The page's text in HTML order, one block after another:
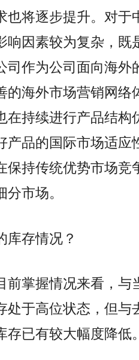
也将逐步提升。对于
响因素较为复杂，既
司作为公司面向海外
的海外市场营销网络
在持续进行产品结构
产品的国际市场适应
保持传统优势市场竞
市场。
库存情况？
前掌握情况来看，与
处于高位状态，但与
已有较大幅度降低。